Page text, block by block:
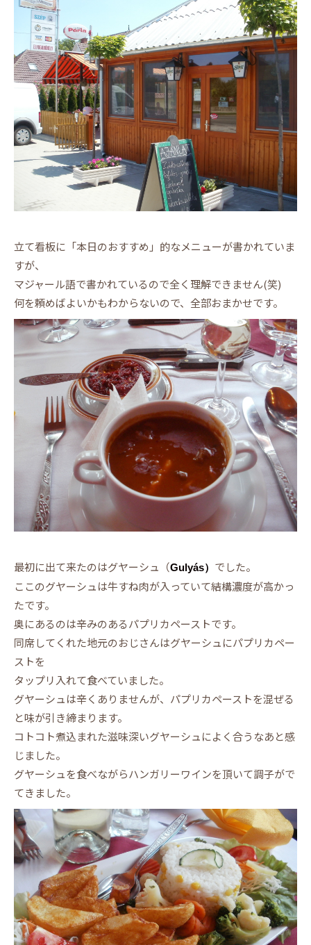
立て看板に「本日のおすすめ」的なメニューが書かれていま
すが、
マジャール語で書かれているので全く理解できません(笑)
何を頼めばよいかもわからないので、全部おまかせです。
最初に出て来たのはグヤーシュ（Gulyás） でした。
ここのグヤーシュは牛すね肉が入っていて結構濃度が高かっ
たです。
奥にあるのは辛みのあるパプリカペーストです。
同席してくれた地元のおじさんはグヤーシュにパプリカペー
ストを
タップリ入れて食べていました。
グヤーシュは辛くありませんが、パプリカペーストを混ぜる
と味が引き締まります。
コトコト煮込まれた滋味深いグヤーシュによく合うなあと感
じました。
グヤーシュを食べながらハンガリーワインを頂いて調子がで
てきました。